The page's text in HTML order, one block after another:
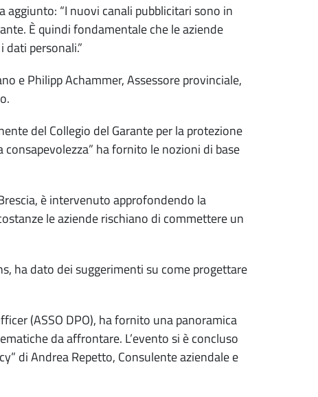
aggiunto: “I nuovi canali pubblicitari sono in
È quindi fondamentale che le aziende
personali.”
e Philipp Achammer, Assessore provinciale,
del Collegio del Garante per la protezione
ha fornito le nozioni di base
è intervenuto approfondendo la
le aziende rischiano di commettere un
ha dato dei suggerimenti su come progettare
(ASSO DPO), ha fornito una panoramica
da affrontare. L’evento si è concluso
di Andrea Repetto, Consulente aziendale e